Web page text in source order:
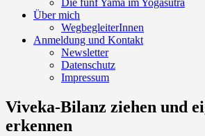
Die fünf Yama im Yogasutra
Über mich
WegbegleiterInnen
Anmeldung und Kontakt
Newsletter
Datenschutz
Impressum
Viveka-Bilanz ziehen und
erkennen